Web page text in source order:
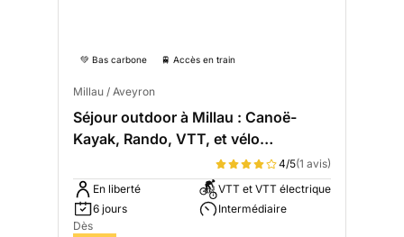
💚 Bas carbone 🚆 Accès en train
Millau / Aveyron
Séjour outdoor à Millau : Canoë-
Kayak, Rando, VTT, et vélo
4/5(1 avis)
En liberté
6 jours
VTT et VTT électrique
Intermédiaire
Dès